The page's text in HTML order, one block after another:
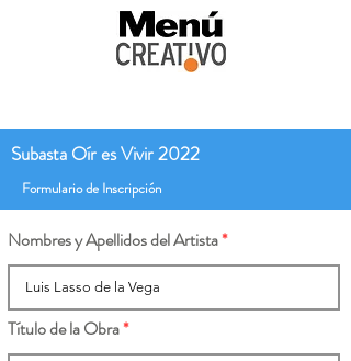
Subasta Oír es Vivir 2022
Formulario de Inscripción
Nombres y Apellidos del Artista
Título de la Obra